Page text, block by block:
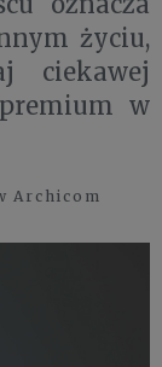
życiu,
ciekawej
w
Archicom